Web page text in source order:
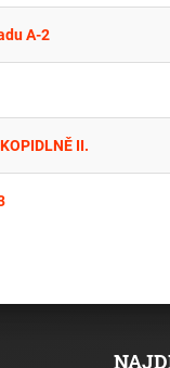
A-2
II.